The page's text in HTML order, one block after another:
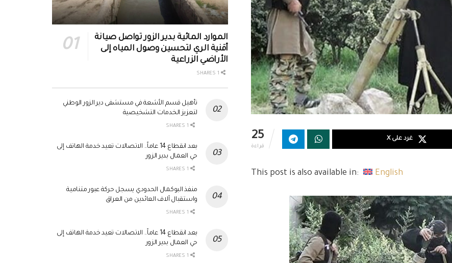
25
قراءة
غرد على X
This post is also available in: English
الموارد المائية بدير الزور تواصل صيانة
أقنية الري لتحسين وصول المياه إلى
الأراضي الزراعية
تأهيل قسم الأشعة في مستشفى دير الزور الوطني
لتعزيز الخدمات التشخيصية
بعد انقطاع 14 عاماً.. الاتصالات تعيد خدمة الهاتف إلى
حي العمال بدير الزور
منفذ البوكمال الحدودي يسجل حركة عبور متنامية
واستقبال آلاف العائدين من العراق
بعد انقطاع 14 عاماً.. الاتصالات تعيد خدمة الهاتف إلى
حي العمال بدير الزور